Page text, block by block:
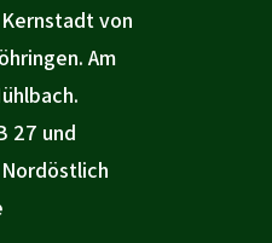
von
Am
27 und